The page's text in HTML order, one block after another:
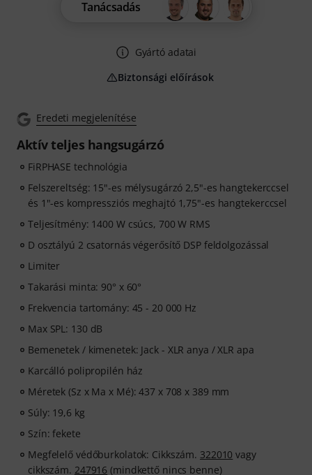
Eredeti megjelenítése
Aktív teljes hangsugárzó
FiRPHASE technológia
Felszereltség: 15"-es mélysugárzó 2,5"-es hangtekerccsel
és 1"-es kompressziós meghajtó 1,75"-es hangtekerccsel
Teljesítmény: 1400 W csúcs, 700 W RMS
D osztályú 2 csatornás végerősítő DSP feldolgozással
Limiter
Takarási minta: 90° x 60°
Frekvencia tartomány: 45 - 20 000 Hz
Max SPL: 130 dB
Bemenetek / kimenetek: Jack - XLR anya / XLR apa
Karcálló polipropilén ház
Méretek (Sz x Ma x Mé): 437 x 708 x 389 mm
Súly: 19,6 kg
Szín: fekete
Megfelelő védőburkolatok: Cikkszám. 322010 vagy
cikkszám. 247916 (mindkettő nincs benne)
Tanácsadás
Gyártó adatai
Biztonsági előírások